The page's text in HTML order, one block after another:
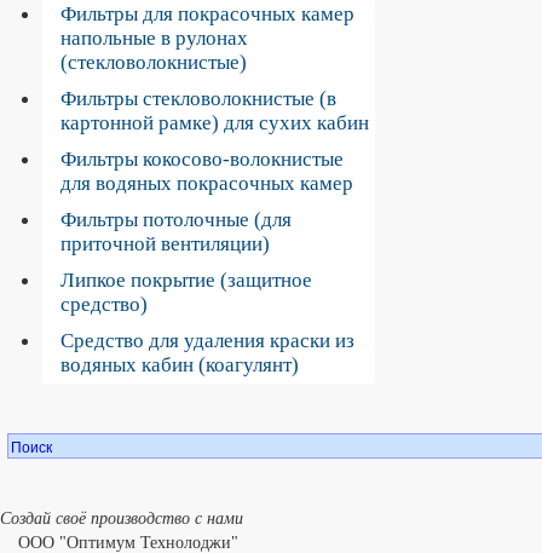
Фильтры для покрасочных камер
напольные в рулонах
(стекловолокнистые)
Фильтры стекловолокнистые (в
картонной рамке) для сухих кабин
Фильтры кокосово-волокнистые
для водяных покрасочных камер
Фильтры потолочные (для
приточной вентиляции)
Липкое покрытие (защитное
средство)
Средство для удаления краски из
водяных кабин (коагулянт)
Создай своё производство с нами
ООО "Оптимум Технолоджи"